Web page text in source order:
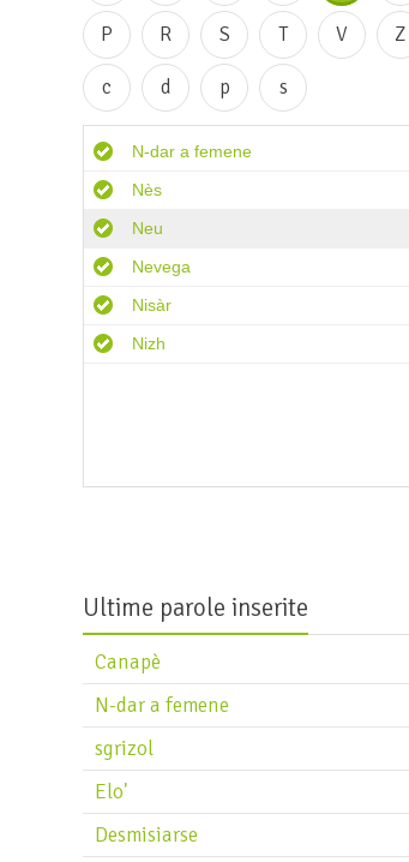
P R S T V Z
c d p s
N-dar a femene
Nès
Neu
Nevega
Nisàr
Nizh
Ultime parole inserite
Canapè
N-dar a femene
sgrizol
Elo'
Desmisiarse